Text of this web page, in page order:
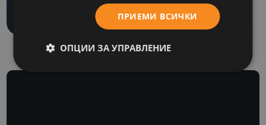
ПРИЕМИ ВСИЧКИ
ОПЦИИ ЗА УПРАВЛЕНИЕ